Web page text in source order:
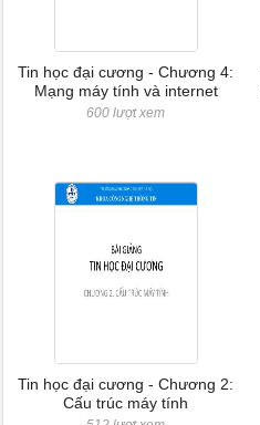
Tin học đại cương - Chương 4:
Mạng máy tính và internet
600 lượt xem
Tin học đại cương - Chương 2:
Cấu trúc máy tính